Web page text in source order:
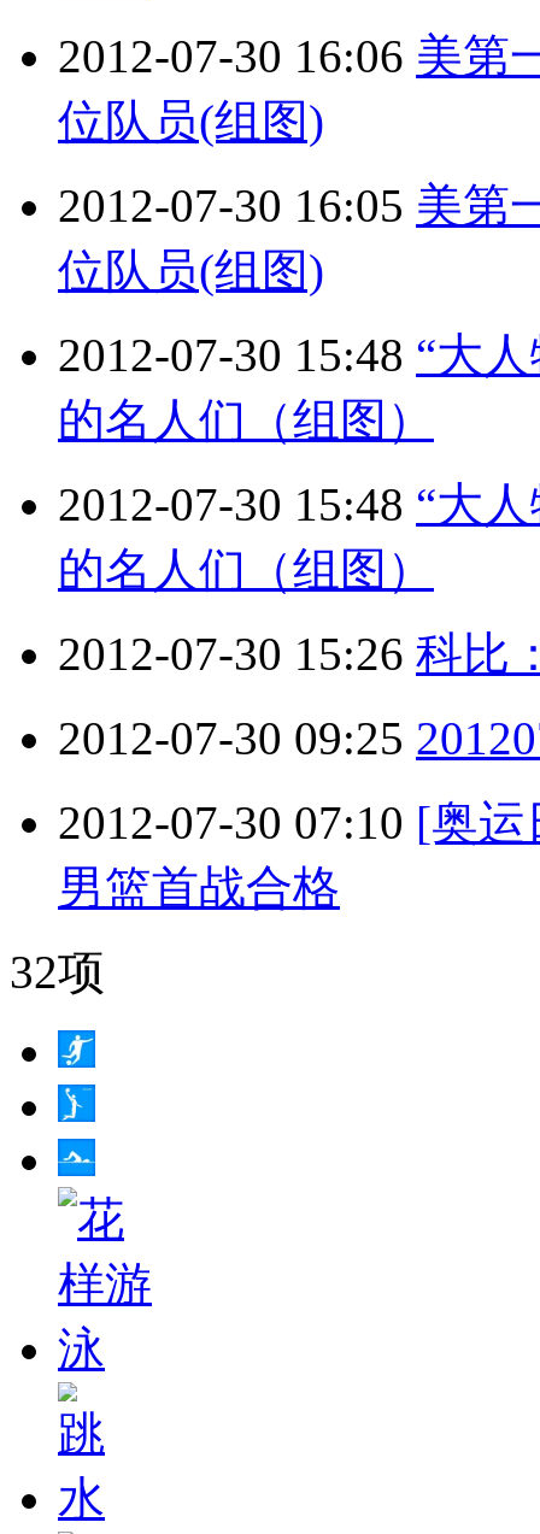
2012-07-30 16:06 美第
位队员(组图)
2012-07-30 16:05 美第
位队员(组图)
2012-07-30 15:48 “大
的名人们（组图）
2012-07-30 15:48 “大
的名人们（组图）
2012-07-30 15:26 科比
2012-07-30 09:25
2012-07-30 07:10 [奥运
男篮首战合格
32项